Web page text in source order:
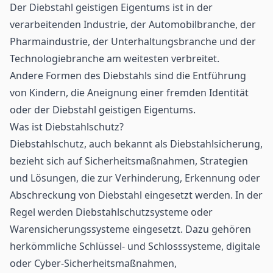
Der Diebstahl geistigen Eigentums ist in der
verarbeitenden Industrie, derAutomobilbranche, der
Pharmaindustrie, der Unterhaltungsbranche und der
Technologiebranche am weitesten verbreitet.
Andere Formen des Diebstahls sind die Entführung
von Kindern, die Aneignung einer fremden Identität
oder der Diebstahl geistigen Eigentums.
Was ist Diebstahlschutz?
Diebstahlschutz, auch bekannt als Diebstahlsicherung,
bezieht sich auf Sicherheitsmaßnahmen, Strategien
und Lösungen, die zur Verhinderung, Erkennung oder
Abschreckung von Diebstahl eingesetzt werden. In der
Regel werden Diebstahlschutzsysteme oder
Warensicherungssysteme eingesetzt. Dazu gehören
herkömmliche Schlüssel- und Schlosssysteme, digitale
oder Cyber-Sicherheitsmaßnahmen,